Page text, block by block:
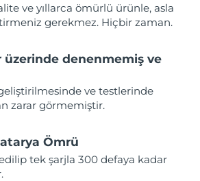
ve yıllarca ömürlü ürünle, asla
gerekmez. Hiçbir zaman.
üzerinde denenmemiş ve
ve testlerinde
zarar görmemiştir.
Ömrü
tek şarjla 300 defaya kadar